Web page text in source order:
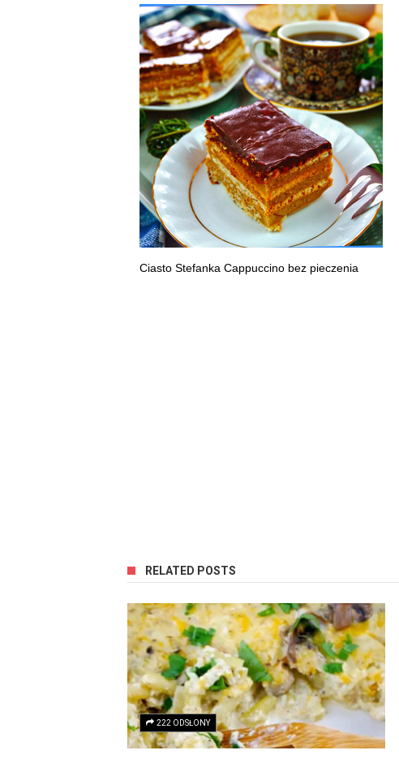
Ciasto Stefanka Cappuccino bez pieczenia
RELATED POSTS
222 ODSŁONY